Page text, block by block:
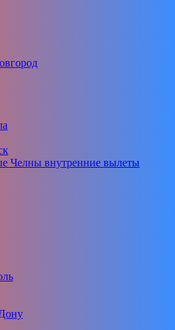
Челны внутренние вылеты